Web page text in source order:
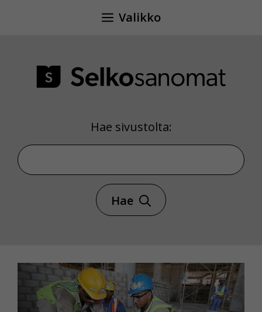
Valikko
Hae sivustolta:
Hae sivustolta
Hae